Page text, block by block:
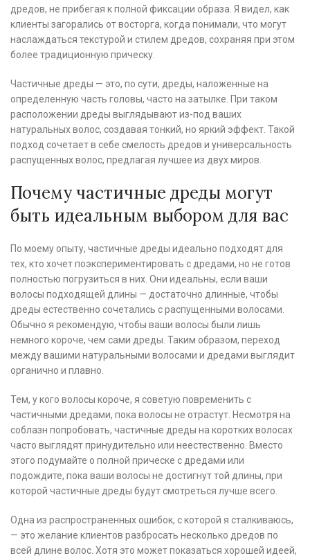
дредов, не прибегая к полной фиксации образа. Я видел, как
клиенты загорались от восторга, когда понимали, что могут
наслаждаться текстурой и стилем дредов, сохраняя при этом
более традиционную прическу.
Частичные дреды — это, по сути, дреды, наложенные на
определенную часть головы, часто на затылке. При таком
расположении дреды выглядывают из-под ваших
натуральных волос, создавая тонкий, но яркий эффект. Такой
подход сочетает в себе смелость дредов и универсальность
распущенных волос, предлагая лучшее из двух миров.
Почему частичные дреды могут
быть идеальным выбором для вас
По моему опыту, частичные дреды идеально подходят для
тех, кто хочет поэкспериментировать с дредами, но не готов
полностью погрузиться в них. Они идеальны, если ваши
волосы подходящей длины — достаточно длинные, чтобы
дреды естественно сочетались с распущенными волосами.
Обычно я рекомендую, чтобы ваши волосы были лишь
немного короче, чем сами дреды. Таким образом, переход
между вашими натуральными волосами и дредами выглядит
органично и плавно.
Тем, у кого волосы короче, я советую повременить с
частичными дредами, пока волосы не отрастут. Несмотря на
соблазн попробовать, частичные дреды на коротких волосах
часто выглядят принудительно или неестественно. Вместо
этого подумайте о полной прическе с дредами или
подождите, пока ваши волосы не достигнут той длины, при
которой частичные дреды будут смотреться лучше всего.
Одна из распространенных ошибок, с которой я сталкиваюсь,
— это желание клиентов разбросать несколько дредов по
всей длине волос. Хотя это может показаться хорошей идеей,